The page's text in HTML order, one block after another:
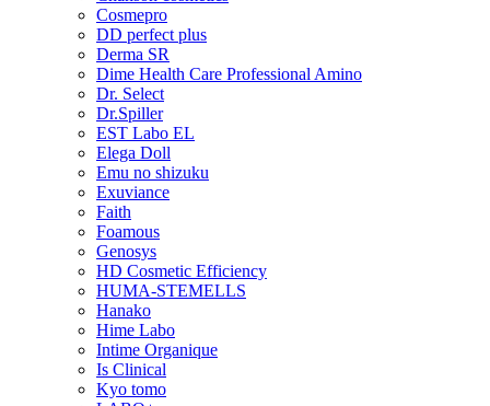
Cosmepro
DD perfect plus
Derma SR
Dime Health Care Professional Amino
Dr. Select
Dr.Spiller
EST Labo EL
Elega Doll
Emu no shizuku
Exuviance
Faith
Foamous
Genosys
HD Cosmetic Efficiency
HUMA-STEMELLS
Hanako
Hime Labo
Intime Organique
Is Clinical
Kyo tomo